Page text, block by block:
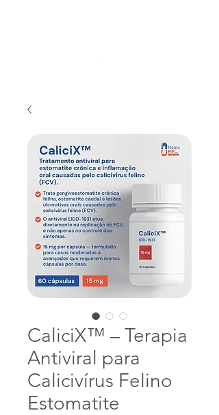
CaliciX™ – Terapia
Antiviral para
Calicivírus Felino
Estomatite